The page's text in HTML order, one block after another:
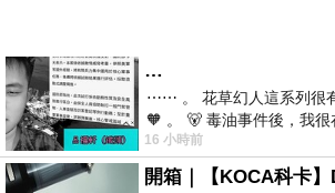
…
⋯⋯ 。 花草幻人這系列很
🧡 。 🐻 毒油事件後，我很
前天購買了我之前就很愛
16 小時前